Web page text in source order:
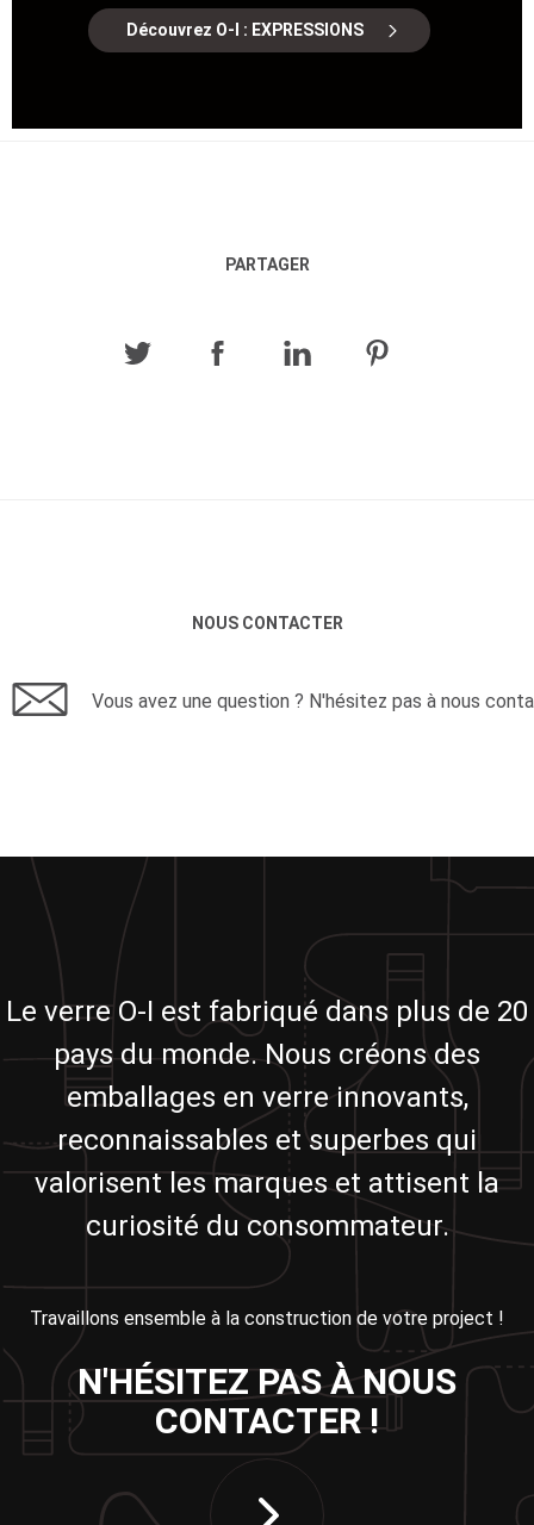
Découvrez O-I : EXPRESSIONS
PARTAGER
NOUS CONTACTER
Vous avez une question ? N'hésitez pas à nous
Le verre O-I est fabriqué dans plus de 20
pays du monde. Nous créons des
emballages en verre innovants,
reconnaissables et superbes qui
valorisent les marques et attisent la
curiosité du consommateur.
Travaillons ensemble à la construction de votre project !
N'HÉSITEZ PAS À NOUS
CONTACTER !